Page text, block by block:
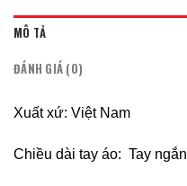
MÔ TẢ
ĐÁNH GIÁ (0)
Xuất xứ: Việt Nam
Chiều dài tay áo: Tay ngắn